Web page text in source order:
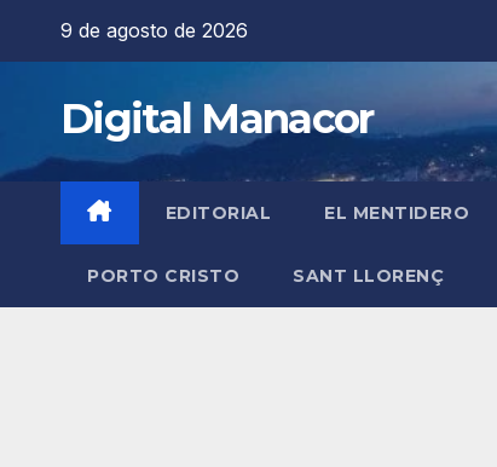
9 de agosto de 2026
Digital Manacor
EDITORIAL EL MENTIDERO
PORTO CRISTO SANT LLORENÇ